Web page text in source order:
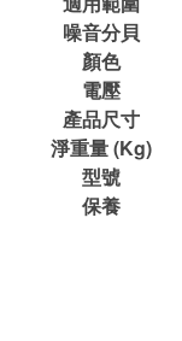
噪音分貝
顏色
電壓
產品尺寸
淨重量 (Kg)
型號
保養